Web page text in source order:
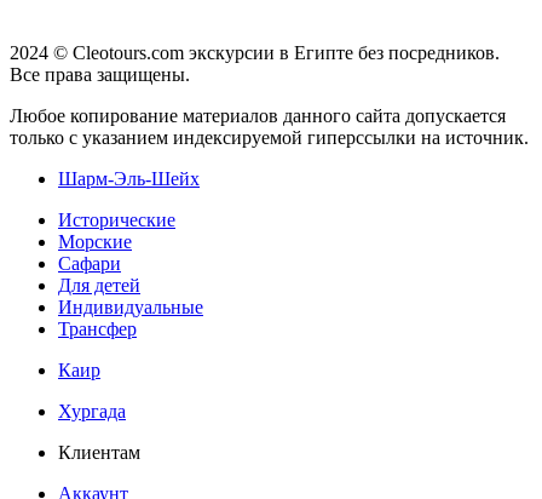
2024 © Cleotours.com экскурсии в Египте без посредников.
Все права защищены.
Любое копирование материалов данного сайта допускается
только с указанием индексируемой гиперссылки на источник.
Шарм-Эль-Шейх
Исторические
Морские
Сафари
Для детей
Индивидуальные
Трансфер
Каир
Хургада
Клиентам
Аккаунт